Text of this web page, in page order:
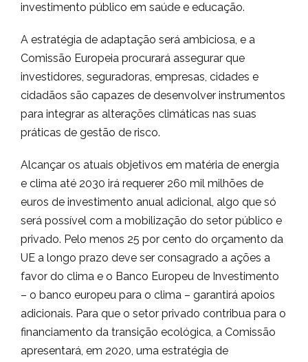
investimento público em saúde e educação.
A estratégia de adaptação será ambiciosa, e a
Comissão Europeia procurará assegurar que
investidores, seguradoras, empresas, cidades e
cidadãos são capazes de desenvolver instrumentos
para integrar as alterações climáticas nas suas
práticas de gestão de risco.
Alcançar os atuais objetivos em matéria de energia
e clima até 2030 irá requerer 260 mil milhões de
euros de investimento anual adicional, algo que só
será possível com a mobilização do setor público e
privado. Pelo menos 25 por cento do orçamento da
UE a longo prazo deve ser consagrado a ações a
favor do clima e o Banco Europeu de Investimento
– o banco europeu para o clima – garantirá apoios
adicionais. Para que o setor privado contribua para o
financiamento da transição ecológica, a Comissão
apresentará, em 2020, uma estratégia de